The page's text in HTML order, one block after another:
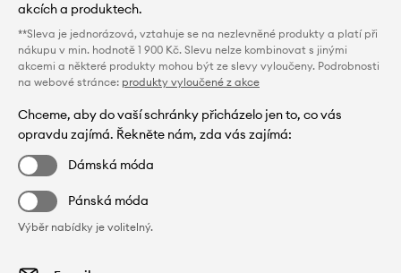
akcích a produktech.
**Sleva je jednorázová, vztahuje se na nezlevněné produkty a platí při
nákupu v min. hodnotě 1 900 Kč. Slevu nelze kombinovat s jinými
akcemi a některé produkty mohou být ze slevy vyloučeny. Podrobnosti
na webové stránce: produkty vyloučené z akce
Chceme, aby do vaší schránky přicházelo jen to, co vás
opravdu zajímá. Řekněte nám, zda vás zajímá:
Dámská móda
Pánská móda
Výběr nabídky je volitelný.